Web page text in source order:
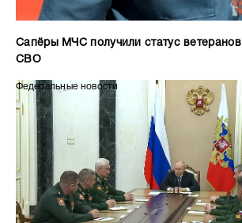
Сапёры МЧС получили статус ветеранов
СВО
Федеральные новости